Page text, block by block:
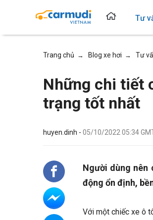
Tư
Trang chủ → Blog xe hơi → Tư
Những chi tiết
trạng tốt nhất
huyen.dinh - 05/10/2022 05:34
Người dùng nên
động ổn định,
Với một chiếc xe ô